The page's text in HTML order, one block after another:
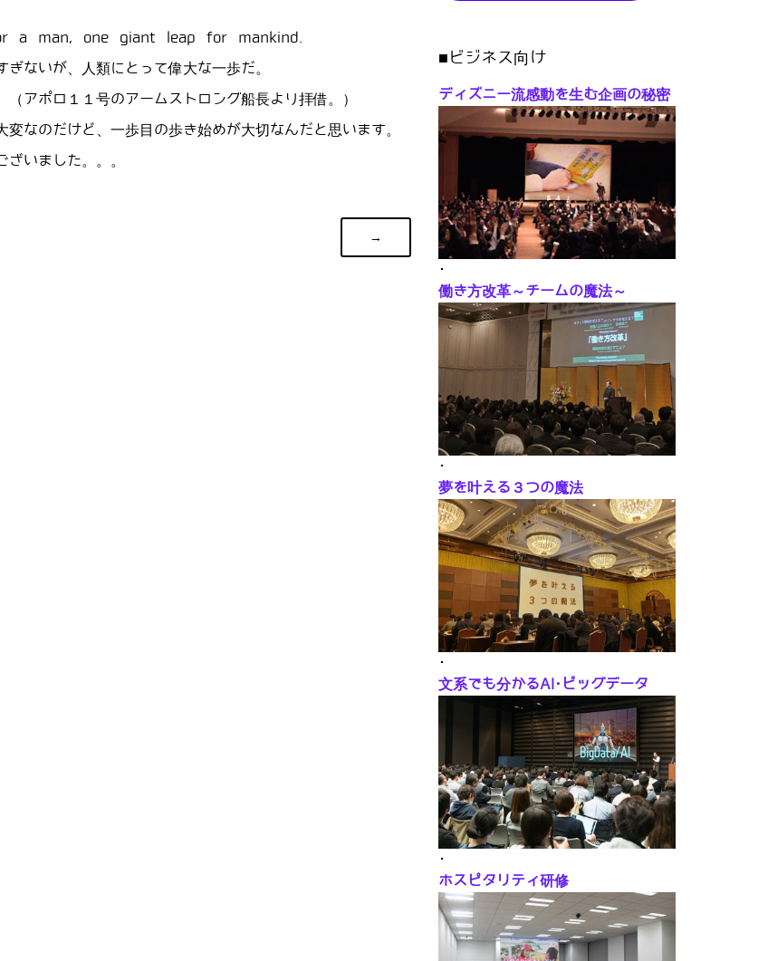
a man, one giant leap for mankind.
ないが、人類にとって偉大な一歩だ。
（アポロ１１号のアームストロング船長より拝借。）
なのだけど、一歩目の歩き始めが大切なんだと思います。
いました。。。
→
■ビジネス向け
ディズニー流感動を生む企画の秘密
･
働き方改革～チームの魔法～
･
夢を叶える３つの魔法
･
文系でも分かるAI･ビッグデータ
･
ホスピタリティ研修